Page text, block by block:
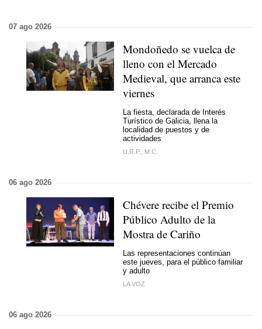
07 ago 2026
Mondoñedo se vuelca de
lleno con el Mercado
Medieval, que arranca este
viernes
La fiesta, declarada de Interés
Turístico de Galicia, llena la
localidad de puestos y de
actividades
U.R.P., M.C.
06 ago 2026
Chévere recibe el Premio
Público Adulto de la
Mostra de Cariño
Las representaciones continúan
este jueves, para el público familiar
y adulto
LA VOZ
06 ago 2026